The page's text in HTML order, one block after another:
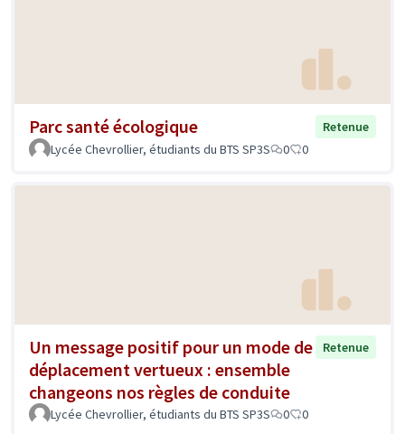
Parc santé écologique
Retenue
Lycée Chevrollier, étudiants du BTS SP3S
0 0
Un message positif pour un mode de
déplacement vertueux : ensemble
changeons nos règles de conduite
Retenue
Lycée Chevrollier, étudiants du BTS SP3S 0 0